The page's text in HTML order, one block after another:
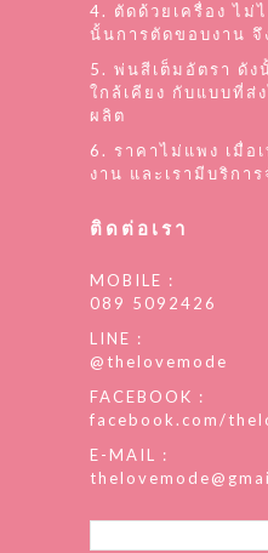
4. ตัดด้วยเครื่อง ไม่
นั้นการตัดขอบงาน จึ
5. พ่นสีเต็มอัตรา ดัง
ใกล้เคียง กับแบบที่ส่
ผลิต
6. ราคาไม่แพง เมื่
งาน และเรามีบริกา
ติดต่อเรา
MOBILE :
089 5092426
LINE :
@thelovemode
FACEBOOK :
facebook.com/
E-MAIL :